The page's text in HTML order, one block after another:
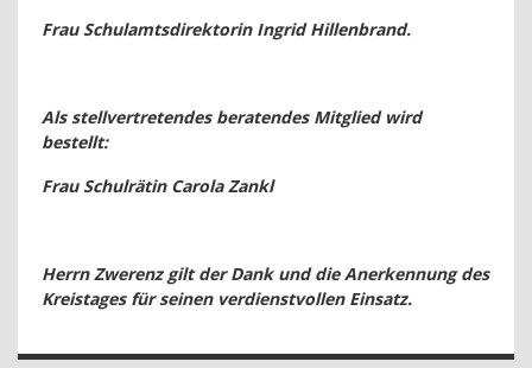
Frau Schulamtsdirektorin Ingrid Hillenbrand.
Als stellvertretendes beratendes Mitglied wird
bestellt:
Frau Schulrätin Carola Zankl
Herrn Zwerenz gilt der Dank und die Anerkennung des
Kreistages für seinen verdienstvollen Einsatz.